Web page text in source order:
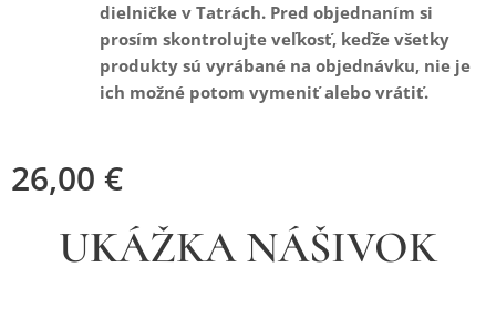
dielničke v Tatrách. Pred objednaním si
prosím skontrolujte veľkosť, keďže všetky
produkty sú vyrábané na objednávku, nie je
ich možné potom vymeniť alebo vrátiť.
26,00 €
UKÁŽKA NÁŠIVOK